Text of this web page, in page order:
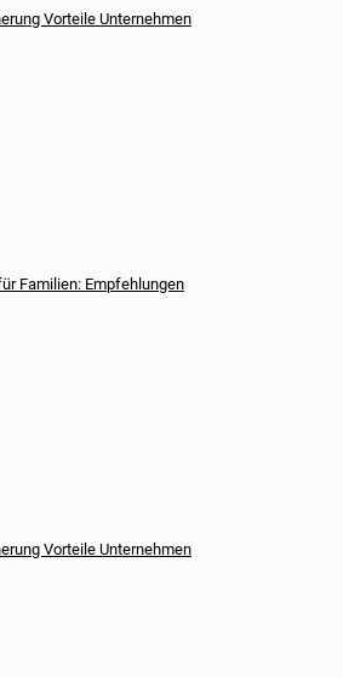
Vorteile Unternehmen
Familien: Empfehlungen
Vorteile Unternehmen